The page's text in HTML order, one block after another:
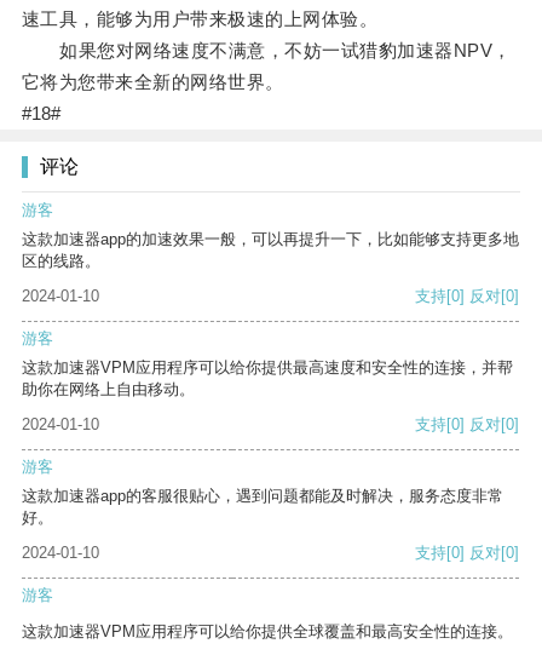
速工具，能够为用户带来极速的上网体验。
如果您对网络速度不满意，不妨一试猎豹加速器NPV，
它将为您带来全新的网络世界。
#18#
评论
游客
这款加速器app的加速效果一般，可以再提升一下，比如能够支持更多地
区的线路。
2024-01-10
支持[0] 反对[0]
游客
这款加速器VPM应用程序可以给你提供最高速度和安全性的连接，并帮
助你在网络上自由移动。
2024-01-10
支持[0] 反对[0]
游客
这款加速器app的客服很贴心，遇到问题都能及时解决，服务态度非常
好。
2024-01-10
支持[0] 反对[0]
游客
这款加速器VPM应用程序可以给你提供全球覆盖和最高安全性的连接。